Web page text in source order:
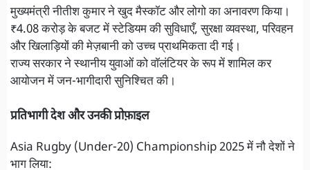
मुख्यमंत्री नीतीश कुमार ने खुद मैस्कॉट और लोगो का अनावरण किया।
₹4.08 करोड़ के बजट में स्टेडियम की सुविधाएँ, सुरक्षा व्यवस्था, परिवहन
और खिलाड़ियों की मेज़बानी को उच्च प्राथमिकता दी गई।
राज्य सरकार ने स्थानीय युवाओं को वॉलंटियर के रूप में शामिल कर
आयोजन में जन-भागीदारी सुनिश्चित की।
प्रतिभागी देश और उनकी प्रोफ़ाइल
Asia Rugby (Under-20) Championship 2025 में नौ देशों ने
भाग लिया: